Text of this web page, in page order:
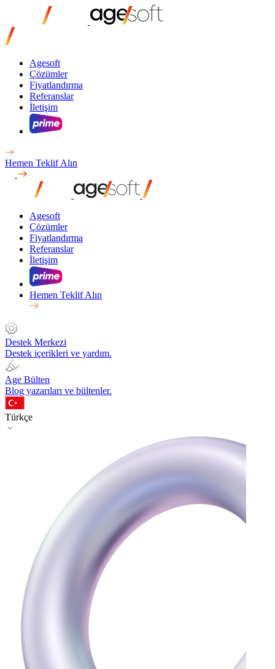
Agesoft
Çözümler
Fiyatlandırma
Referanslar
İletişim
Hemen Teklif Alın
Agesoft
Çözümler
Fiyatlandırma
Referanslar
İletişim
Hemen Teklif Alın
Destek Merkezi
Destek içerikleri ve yardım.
Age Bülten
Blog yazarıları ve bültenler.
Türkçe